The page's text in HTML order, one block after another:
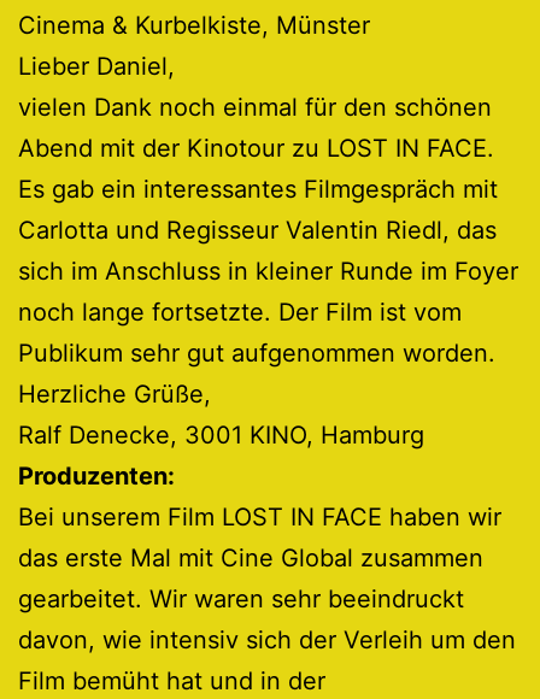
Cinema & Kurbelkiste, Münster
Lieber Daniel,
vielen Dank noch einmal für den schönen
Abend mit der Kinotour zu LOST IN FACE.
Es gab ein interessantes Filmgespräch mit
Carlotta und Regisseur Valentin Riedl, das
sich im Anschluss in kleiner Runde im Foyer
noch lange fortsetzte. Der Film ist vom
Publikum sehr gut aufgenommen worden.
Herzliche Grüße,
Ralf Denecke, 3001 KINO, Hamburg
Produzenten:
Bei unserem Film LOST IN FACE haben wir
das erste Mal mit Cine Global zusammen
gearbeitet. Wir waren sehr beeindruckt
davon, wie intensiv sich der Verleih um den
Film bemüht hat und in der